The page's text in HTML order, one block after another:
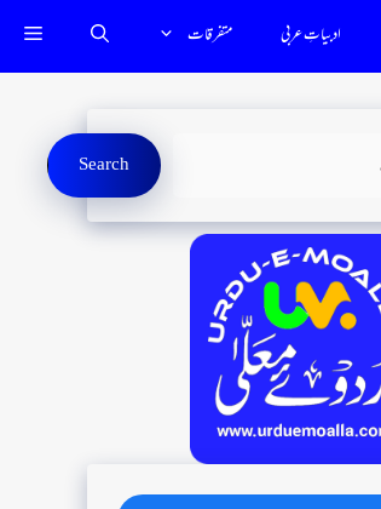
ادبياتِ عربي متفرقات
Search